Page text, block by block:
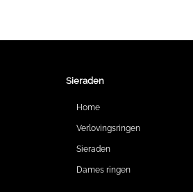
Sieraden
Home
Verlovingsringen
Sieraden
Dames ringen